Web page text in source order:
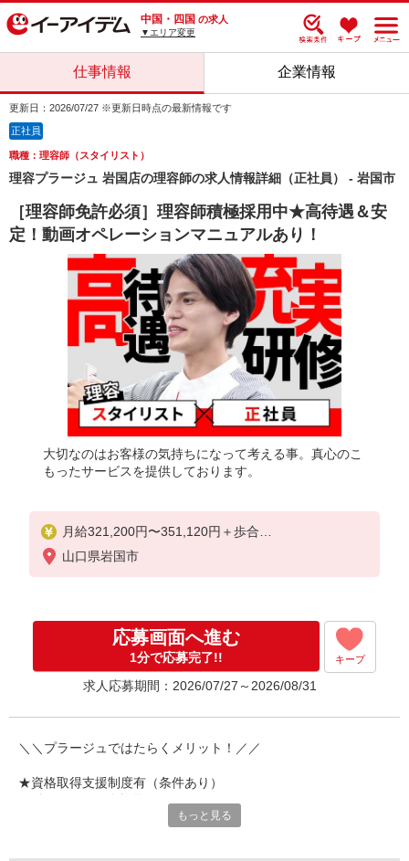
中国・四国 の求人
▼エリア変更
仕事情報 企業情報
更新日：2026/07/27 ※更新日時点の最新情報です
正社員
職種：理容師（スタイリスト）
理容プラージュ 岩国店の理容師の求人情報詳細（正社員） - 岩国市
［理容師免許必須］理容師積極採用中★高待遇＆安
定！動画オペレーションマニュアルあり！
大切なのはお客様の気持ちになって考える事。真心のこ
もったサービスを提供しております。
月給321,200円〜351,120円＋歩合
※能力による
※特別条項付協定締結済
★月給例 休日出勤含む25日出社の場合
トップスタイリスト（20代 入社5年）
月給61.2万円/固定給321,200円＋歩合240,800円＋そ
・歩合0円〜382,000円（2025年4月給与参考）
・歩合は店舗売上に応じて支給
※万が一、最低賃金を下回る場合は調整手当で補填
します。
山口県岩国市
応募画面へ進む
1分で応募完了!! キープ
求人応募期間：2026/07/27～2026/08/31
＼＼プラージュではたらくメリット！／／
★資格取得支援制度有（条件あり）
もっと見る